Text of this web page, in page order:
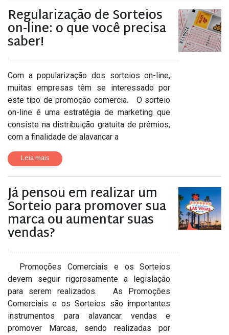
Regularização de Sorteios
on-line: o que você precisa
saber!
Com a popularização dos sorteios on-line,
muitas empresas têm se interessado por
este tipo de promoção comercia. O sorteio
on-line é uma estratégia de marketing que
consiste na distribuição gratuita de prêmios,
com a finalidade de alavancar a
Leia mais
Já pensou em realizar um
Sorteio para promover sua
marca ou aumentar suas
vendas?
Promoções Comerciais e os Sorteios
devem seguir rigorosamente a legislação
para serem realizados. As Promoções
Comerciais e os Sorteios são importantes
instrumentos para alavancar vendas e
promover Marcas, sendo realizadas por